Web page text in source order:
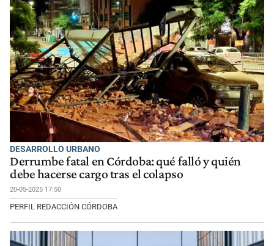
DESARROLLO URBANO
Derrumbe fatal en Córdoba: qué falló y quién
debe hacerse cargo tras el colapso
20-05-2025 17:50
PERFIL REDACCIÓN CÓRDOBA